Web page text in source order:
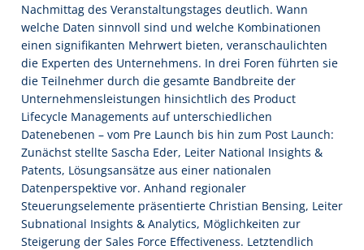
Nachmittag des Veranstaltungstages deutlich. Wann
welche Daten sinnvoll sind und welche Kombinationen
einen signifikanten Mehrwert bieten, veranschaulichten
die Experten des Unternehmens. In drei Foren führten sie
die Teilnehmer durch die gesamte Bandbreite der
Unternehmensleistungen hinsichtlich des Product
Lifecycle Managements auf unterschiedlichen
Datenebenen – vom Pre Launch bis hin zum Post Launch:
Zunächst stellte Sascha Eder, Leiter National Insights &
Patents, Lösungsansätze aus einer nationalen
Datenperspektive vor. Anhand regionaler
Steuerungselemente präsentierte Christian Bensing, Leiter
Subnational Insights & Analytics, Möglichkeiten zur
Steigerung der Sales Force Effectiveness. Letztendlich